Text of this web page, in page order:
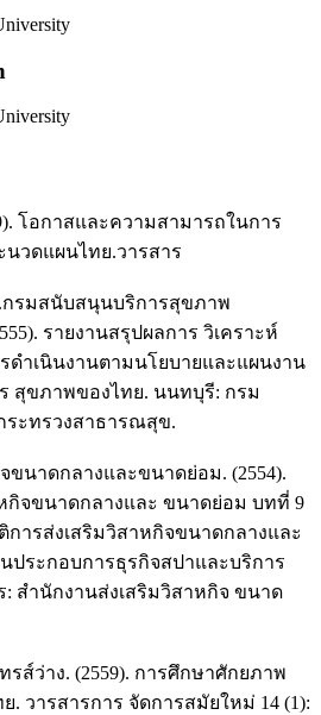
โอกาสและความสามารถในการ
วดแผนไทย.วารสาร
กรมสนับสนุนบริการสุขภาพ
รายงานสรุปผลการ วิเคราะห์
าเนินงานตามนโยบายและแผนงาน
สุขภาพของไทย. นนทบุรี: กรม
ะทรวงสาธารณสุข.
ขนาดกลางและขนาดย่อม. (2554).
กิจขนาดกลางและ ขนาดย่อม บทที่ 9
ารส่งเสริมวิสาหกิจขนาดกลางและ
ประกอบการธุรกิจสปาและบริการ
สํานักงานส่งเสริมวิสาหกิจ ขนาด
ส์ว่าง. (2559). การศึกษาศักยภาพ
. วารสารการ จัดการสมัยใหม่ 14 (1):